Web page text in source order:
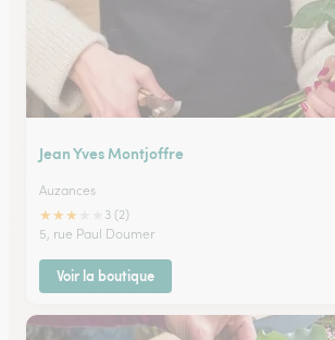
Jean Yves Montjoffre
Auzances
★★★
3 (2)
5, rue Paul Doumer
Voir la boutique